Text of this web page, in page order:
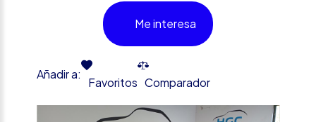
Me interesa
Añadir a:
Favoritos Comparador